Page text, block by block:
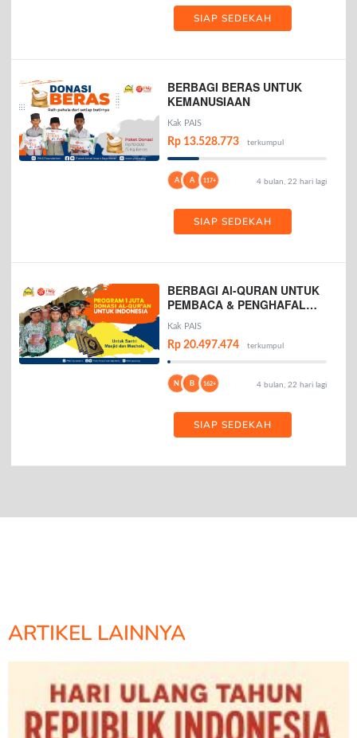
SIAP SEDEKAH
BERBAGI BERAS UNTUK
KEMANUSIAAN
Kak PAIS
Rp 13.528.773 terkumpul
A A 117+ 4 bulan, 22 hari lagi
SIAP SEDEKAH
BERBAGI Al-QURAN UNTUK
PEMBACA & PENGHAFAL
AL-QURAN
Kak PAIS
Rp 20.497.474 terkumpul
N B 162+ 4 bulan, 22 hari lagi
SIAP SEDEKAH
ARTIKEL LAINNYA